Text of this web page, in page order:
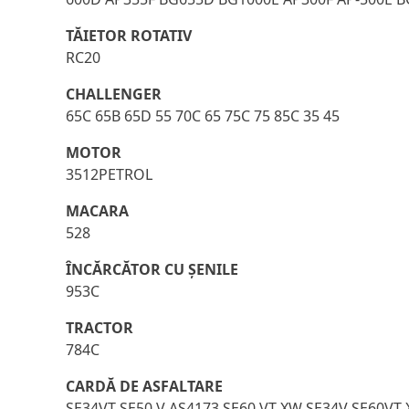
TĂIETOR ROTATIV
RC20
CHALLENGER
65C 65B 65D 55 70C 65 75C 75 85C 35 45
MOTOR
3512PETROL
MACARA
528
ÎNCĂRCĂTOR CU ŞENILE
953C
TRACTOR
784C
CARDĂ DE ASFALTARE